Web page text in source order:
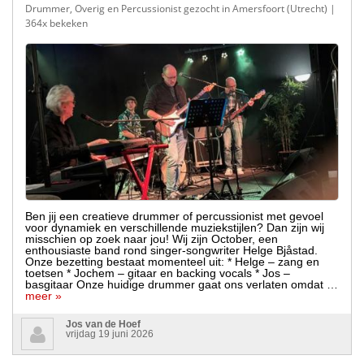
Drummer, Overig en Percussionist gezocht in Amersfoort (Utrecht) |
364x bekeken
Ben jij een creatieve drummer of percussionist met gevoel
voor dynamiek en verschillende muziekstijlen? Dan zijn wij
misschien op zoek naar jou! Wij zijn October, een
enthousiaste band rond singer-songwriter Helge Bjåstad.
Onze bezetting bestaat momenteel uit: * Helge – zang en
toetsen * Jochem – gitaar en backing vocals * Jos –
basgitaar Onze huidige drummer gaat ons verlaten omdat …
meer »
Jos van de Hoef
vrijdag 19 juni 2026